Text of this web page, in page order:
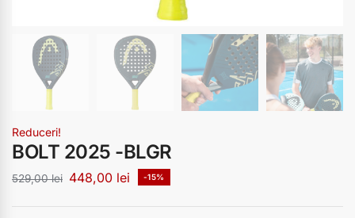
Reduceri!
BOLT 2025 -BLGR
529,00lei 448,00 lei -15%